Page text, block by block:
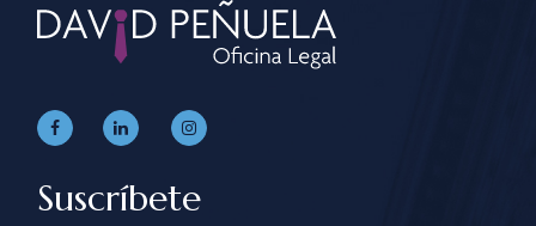
Suscríbete